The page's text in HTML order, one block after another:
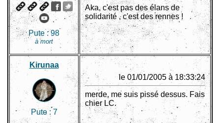
Pute :98
à mort
Aka, c'est pas des élans de
solidarité , c'est des rennes !
Kirunaa
Pute : 7
le 01/01/2005 à 18:33:24
merde, me suis pissé dessus. Fais
chier LC.